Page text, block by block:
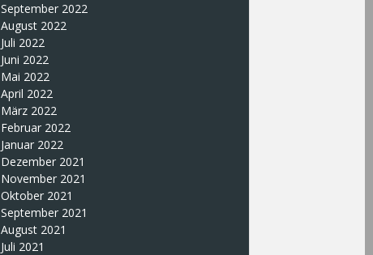
September 2022
August 2022
Juli 2022
Juni 2022
Mai 2022
April 2022
März 2022
Februar 2022
Januar 2022
Dezember 2021
November 2021
Oktober 2021
September 2021
August 2021
Juli 2021